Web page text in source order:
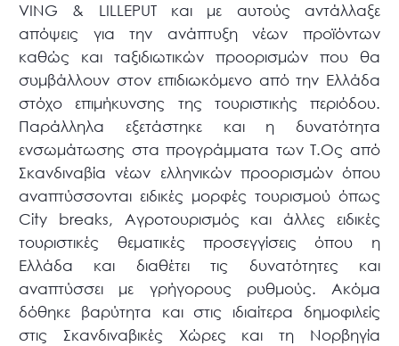
VING & LILLEPUT και με αυτούς αντάλλαξε
απόψεις για την ανάπτυξη νέων προϊόντων
καθώς και ταξιδιωτικών προορισμών που θα
συμβάλλουν στον επιδιωκόμενο από την Ελλάδα
στόχο επιμήκυνσης της τουριστικής περιόδου.
Παράλληλα εξετάστηκε και η δυνατότητα
ενσωμάτωσης στα προγράμματα των Τ.Ος από
Σκανδιναβία νέων ελληνικών προορισμών όπου
αναπτύσσονται ειδικές μορφές τουρισμού όπως
City breaks, Αγροτουρισμός και άλλες ειδικές
τουριστικές θεματικές προσεγγίσεις όπου η
Ελλάδα και διαθέτει τις δυνατότητες και
αναπτύσσει με γρήγορους ρυθμούς. Ακόμα
δόθηκε βαρύτητα και στις ιδιαίτερα δημοφιλείς
στις Σκανδιναβικές Χώρες και τη Νορβηγία